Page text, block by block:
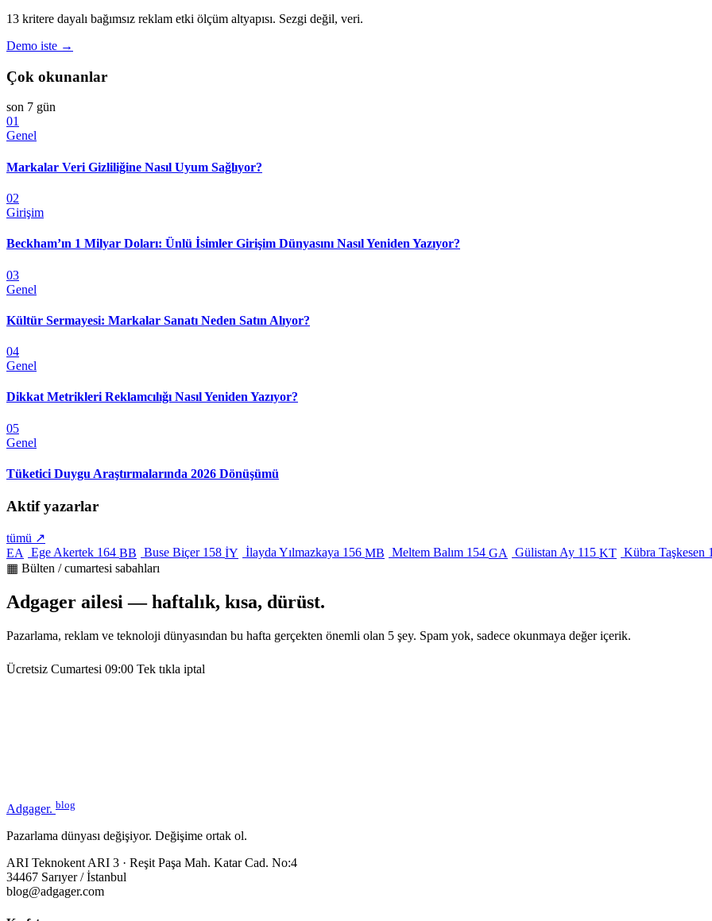
13 kritere dayalı bağımsız reklam etki ölçüm altyapısı. Sezgi değil, veri.
Demo iste →
Çok okunanlar
son 7 gün
01
Genel
Markalar Veri Gizliliğine Nasıl Uyum Sağlıyor?
02
Girişim
Beckham’ın 1 Milyar Doları: Ünlü İsimler Girişim Dünyasını Nasıl Yeniden Yazıyor?
03
Genel
Kültür Sermayesi: Markalar Sanatı Neden Satın Alıyor?
04
Genel
Dikkat Metrikleri Reklamcılığı Nasıl Yeniden Yazıyor?
05
Genel
Tüketici Duygu Araştırmalarında 2026 Dönüşümü
Aktif yazarlar
tümü ↗
EA
Ege Akertek 164 BB Buse Biçer 158 İY İlayda Yılmazkaya 156 MB Meltem Balım 154 GA Gülistan Ay 115 KT Kübra Taşkesen
▦ Bülten / cumartesi sabahları
Adgager ailesi — haftalık, kısa, dürüst.
Pazarlama, reklam ve teknoloji dünyasından bu hafta gerçekten önemli olan 5 şey. Spam yok, sadece okunmaya değer içerik.
Ücretsiz Cumartesi 09:00 Tek tıkla iptal
Adgager. blog
Pazarlama dünyası değişiyor. Değişime ortak ol.
ARI Teknokent ARI 3 · Reşit Paşa Mah. Katar Cad. No:4
34467 Sarıyer / İstanbul
blog@adgager.com